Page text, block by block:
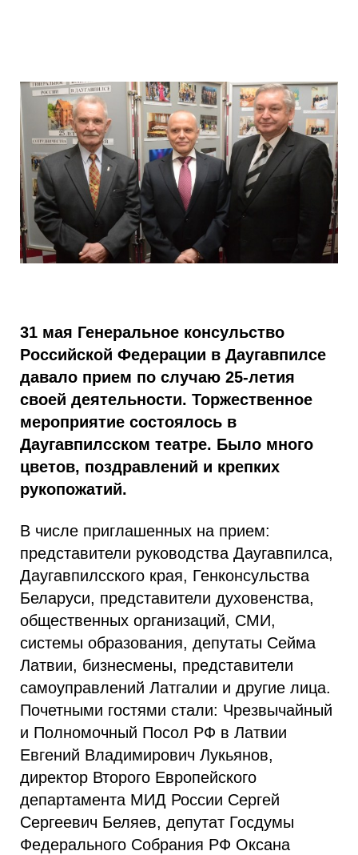
31 мая Генеральное консульство
Российской Федерации в Даугавпилсе
давало прием по случаю 25-летия
своей деятельности. Торжественное
мероприятие состоялось в
Даугавпилсском театре. Было много
цветов, поздравлений и крепких
рукопожатий.
В числе приглашенных на прием:
представители руководства Даугавпилса,
Даугавпилсского края, Генконсульства
Беларуси, представители духовенства,
общественных организаций, СМИ,
системы образования, депутаты Сейма
Латвии, бизнесмены, представители
самоуправлений Латгалии и другие лица.
Почетными гостями стали: Чрезвычайный
и Полномочный Посол РФ в Латвии
Евгений Владимирович Лукьянов,
директор Второго Европейского
департамента МИД России Сергей
Сергеевич Беляев, депутат Госдумы
Федерального Собрания РФ Оксана